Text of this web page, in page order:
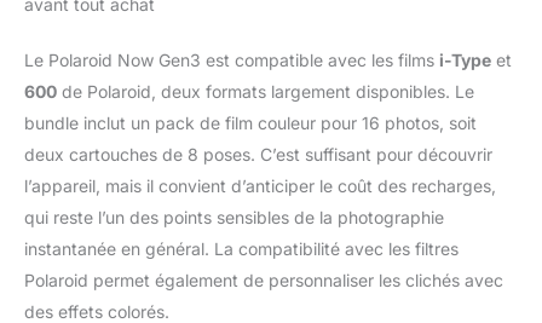
désormais compatible
avec les films Polaroid
i-Type et 600. Capturez
photos Polaroid
emblématiques en taille
réelle. Film vendu
séparément et non
contraire.
Le Polaroid Now Gen3 est compatible avec les films i-Type et
600 de Polaroid, deux formats largement disponibles. Le
bundle inclut un pack de film couleur pour 16 photos, soit
deux cartouches de 8 poses. C’est suffisant pour découvrir
l’appareil, mais il convient d’anticiper le coût des recharges,
qui reste l’un des points sensibles de la photographie
instantanée en général. La compatibilité avec les filtres
Polaroid permet également de personnaliser les clichés avec
des effets colorés.